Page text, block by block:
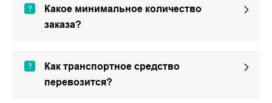
Какое минимальное количество
заказа?
Как транспортное средство
перевозится?